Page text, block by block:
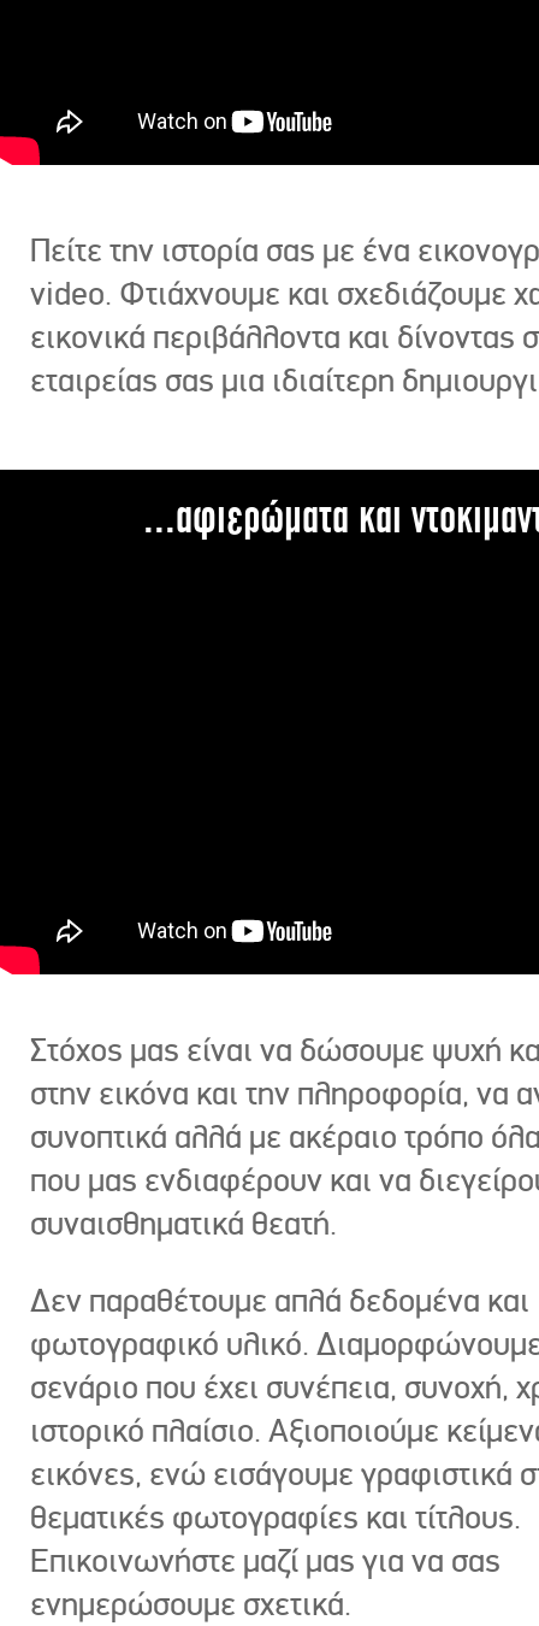
Πείτε την ιστορία σας με ένα
video. Φτιάχνουμε και σχεδιάζουμε
εικονικά περιβάλλοντα και δίνοντας
εταιρείας σας μια ιδιαίτερη
...αφιερώματα και
Στόχος μας είναι να δώσουμε ψυχή
στην εικόνα και την πληροφορία, να
συνοπτικά αλλά με ακέραιο τρόπο
που μας ενδιαφέρουν και να
συναισθηματικά θεατή.
Δεν παραθέτουμε απλά δεδομένα και
φωτογραφικό υλικό.
σενάριο που έχει συνέπεια, συνοχή,
ιστορικό πλαίσιο. Αξιοποιούμε
εικόνες, ενώ εισάγουμε γραφιστικά
θεματικές φωτογραφίες και τίτλους.
Επικοινωνήστε μαζί μας για να σας
ενημερώσουμε σχετικά.